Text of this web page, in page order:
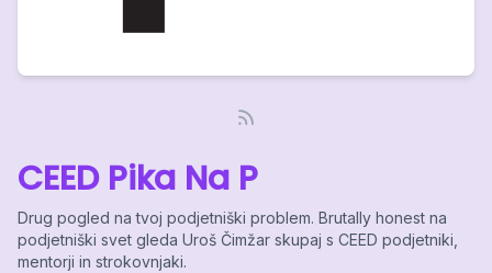
CEED Pika Na P
Drug pogled na tvoj podjetniški problem. Brutally honest na
podjetniški svet gleda Uroš Čimžar skupaj s CEED podjetniki,
mentorji in strokovnjaki.